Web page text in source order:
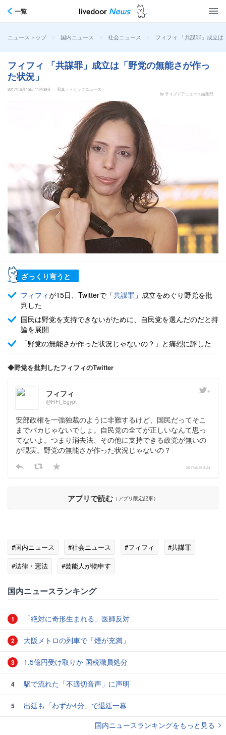
一覧
ニューストップ > 国内ニュース > 社会ニュース > フィフィ 「共謀罪」成立
フィフィ 「共謀罪」成立は「野党の無能さが作っ
た状況」
2017年6月15日 11時38分
写真：トピックニュース
by ライブドアニュース編集部
ざっくり言うと
フィフィが15日、Twitterで「共謀罪 」成立をめぐり野党を批
判した
国民は野党を支持できないがために、自民党を選んだのだと持
論を展開
「野党の無能さが作った状況じゃないの？」と痛烈に評した
◆野党を批判したフィフィのTwitter
フィフィ
@FIFI_Egypt
安部政権を一強独裁のように非難するけど、国民だってそこ
までバカじゃないでしょ。自民党の全てが正しいなんて思っ
てないよ。つまり消去法、その他に支持できる政党が無いの
が現実。野党の無能さが作った状況じゃないの？
2017/6/15 8:24
アプリで読む （アプリ限定記事）
#国内ニュース #社会ニュース #フィフィ
#共謀罪
#法律・憲法
#芸能人が物申す
国内ニュースランキング
1 「絶対に奇形生まれる」医師反対
2 大阪メトロの列車で「煙が充満」
3 1.5億円受け取りか 国税職員処分
4 駅で流れた「不適切音声」に声明
5
出廷も「わずか4分」で退廷一幕
国内ニュースランキングをもっと見る